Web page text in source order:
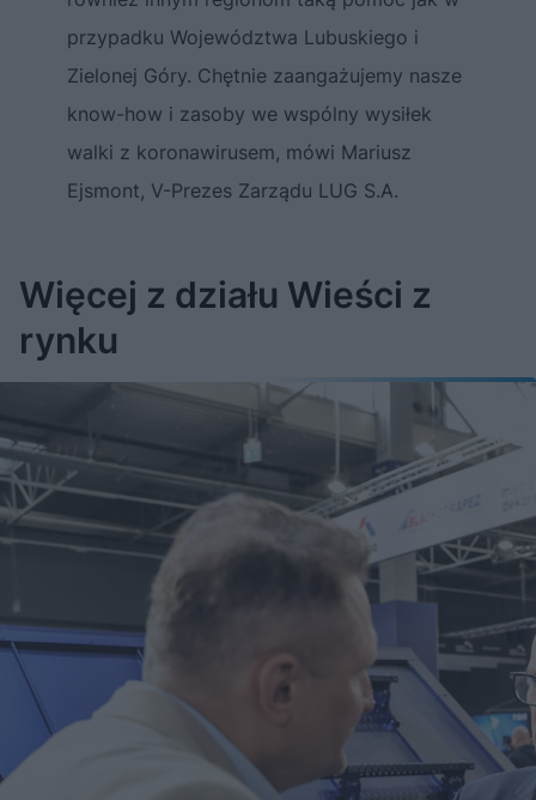
przypadku Województwa Lubuskiego i
Zielonej Góry. Chętnie zaangażujemy nasze
know-how i zasoby we wspólny wysiłek
walki z koronawirusem, mówi Mariusz
Ejsmont, V-Prezes Zarządu LUG S.A.
Więcej z działu Wieści z
rynku